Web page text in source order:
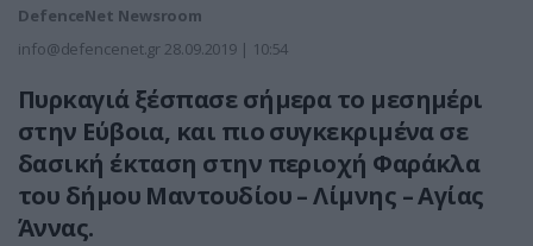
DefenceNet Newsroom
info@defencenet.gr 28.09.2019 | 10:54
Πυρκαγιά ξέσπασε σήμερα το μεσημέρι
στην Εύβοια, και πιο συγκεκριμένα σε
δασική έκταση στην περιοχή Φαράκλα
του δήμου Μαντουδίου – Λίμνης – Αγίας
Άννας.